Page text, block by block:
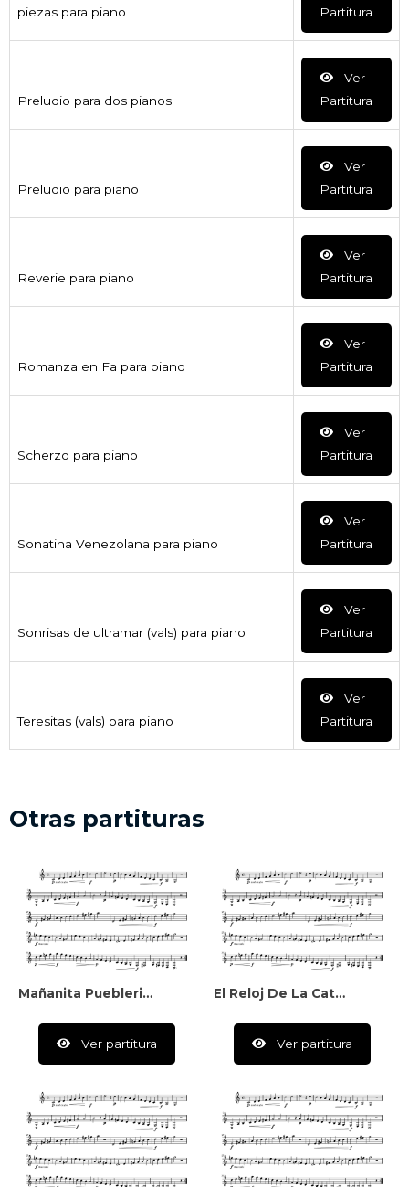
piezas para piano
Partitura
Preludio para dos pianos
Ver
Partitura
Preludio para piano
Ver
Partitura
Reverie para piano
Ver
Partitura
Romanza en Fa para piano
Ver
Partitura
Scherzo para piano
Ver
Partitura
Sonatina Venezolana para piano
Ver
Partitura
Sonrisas de ultramar (vals) para piano
Ver
Partitura
Teresitas (vals) para piano
Ver
Partitura
Otras partituras
Mañanita Pueblerina
Ver partitura
El Reloj De La Catedral
Ver partitura